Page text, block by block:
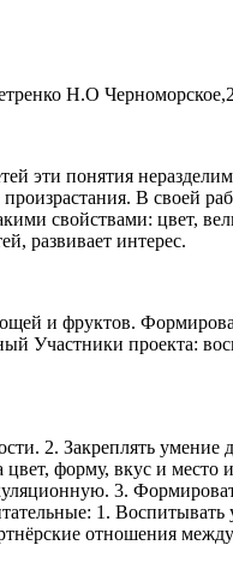
Н.О
эти понятия
В своей
свойствами: цвет,
развивает интерес.
и фруктов.
Участники проекта:
2. Закреплять умение
форму, вкус и место
3.
1.
отношения